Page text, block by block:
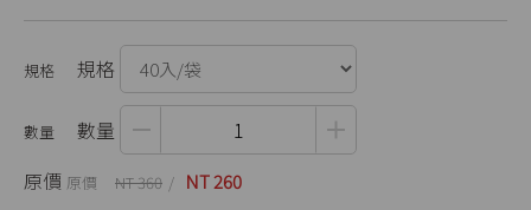
規格
數量
原價
NT 360 NT 260